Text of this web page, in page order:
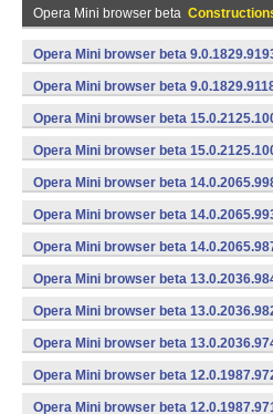
Opera Mini browser beta
Opera Mini browser beta
Opera Mini browser beta
Opera Mini browser beta
(armeabi) (Android)
Opera Mini browser beta
(armeabi) (Android)
Opera Mini browser beta
(armeabi) (Android)
Opera Mini browser beta
(armeabi) (Android)
Opera Mini browser beta
(armeabi) (Android)
Opera Mini browser beta
(armeabi) (Android)
Opera Mini browser beta
(armeabi) (Android)
Opera Mini browser beta
(armeabi) (Android)
Opera Mini browser beta
(armeabi) (Android)
Opera Mini browser beta